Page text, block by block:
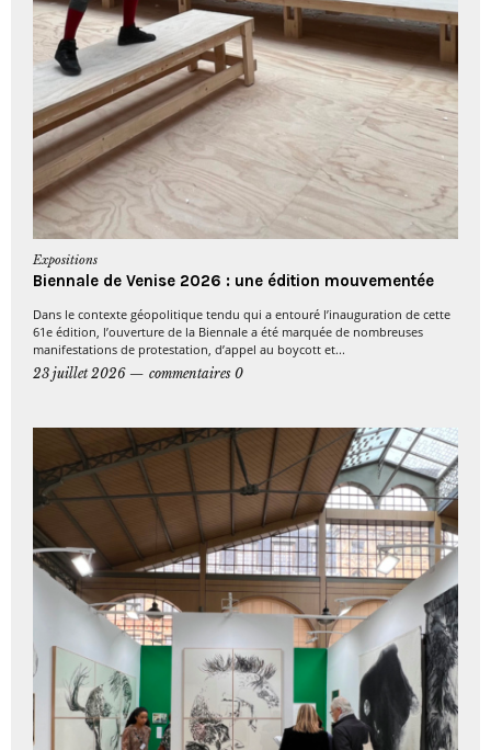
Expositions
Biennale de Venise 2026 : une édition mouvementée
Dans le contexte géopolitique tendu qui a entouré l’inauguration de cette
61e édition, l’ouverture de la Biennale a été marquée de nombreuses
manifestations de protestation, d’appel au boycott et...
23 juillet 2026
commentaires 0